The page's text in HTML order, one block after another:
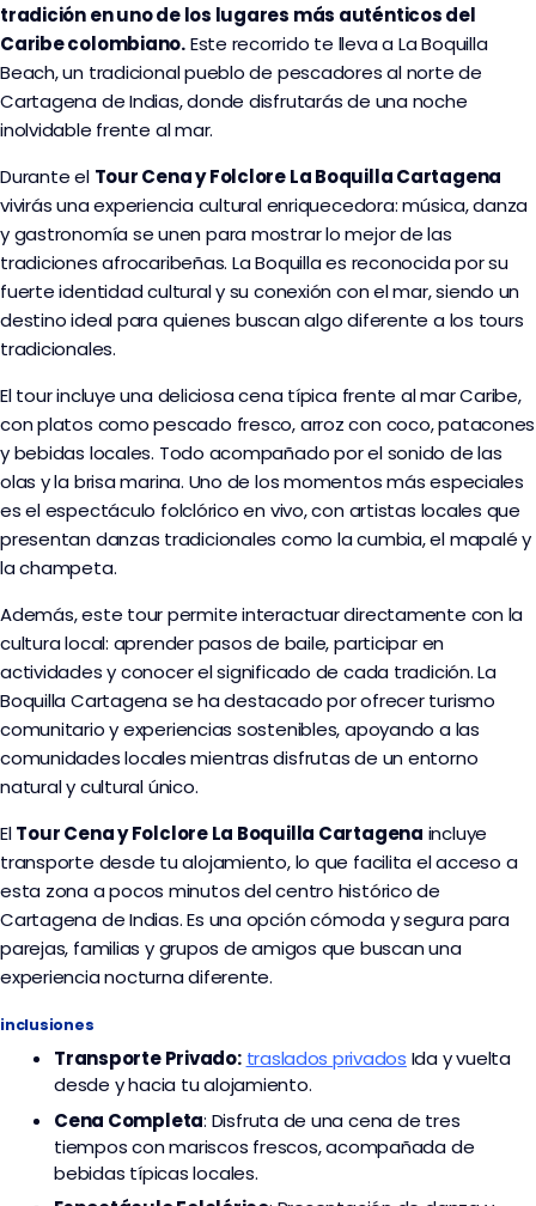
tradición en uno de los lugares más auténticos del
Caribe colombiano.Este recorrido te lleva a La Boquilla
Beach, un tradicional pueblo de pescadores al norte de
Cartagena de Indias, donde disfrutarás de una noche
inolvidable frente al mar.
Durante el Tour Cena y Folclore La Boquilla Cartagena
vivirás una experiencia cultural enriquecedora: música, danza
y gastronomía se unen para mostrar lo mejor de las
tradiciones afrocaribeñas. La Boquilla es reconocida por su
fuerte identidad cultural y su conexión con el mar, siendo un
destino ideal para quienes buscan algo diferente a los tours
tradicionales.
El tour incluye una deliciosa cena típica frente al mar Caribe,
con platos como pescado fresco, arroz con coco, patacones
y bebidas locales. Todo acompañado por el sonido de las
olas y la brisa marina. Uno de los momentos más especiales
es el espectáculo folclórico en vivo, con artistas locales que
presentan danzas tradicionales como la cumbia, el mapalé y
la champeta.
Además, este tour permite interactuar directamente con la
cultura local: aprender pasos de baile, participar en
actividades y conocer el significado de cada tradición. La
Boquilla Cartagena se ha destacado por ofrecer turismo
comunitario y experiencias sostenibles, apoyando a las
comunidades locales mientras disfrutas de un entorno
natural y cultural único.
ElTour Cena y Folclore La Boquilla Cartagena incluye
transporte desde tu alojamiento, lo que facilita el acceso a
esta zona a pocos minutos del centro histórico de
Cartagena de Indias. Es una opción cómoda y segura para
parejas, familias y grupos de amigos que buscan una
experiencia nocturna diferente.
inclusiones
TransportePrivado: traslados privados Ida y vuelta
desde y hacia tu alojamiento.
Cena Completa: Disfruta de una cena de tres
tiempos con mariscos frescos, acompañada de
bebidas típicas locales.